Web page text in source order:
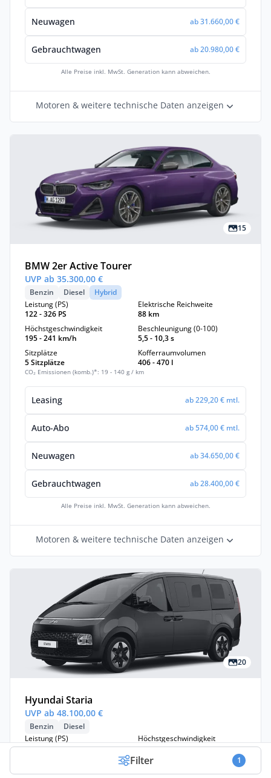
Filter 1
Neuwagen ab 31.660,00 €
Gebrauchtwagen ab 20.980,00 €
Alle Preise inkl. MwSt. Generation kann abweichen.
Motoren & weitere technische Daten anzeigen
15
BMW 2er Active Tourer
UVP ab 35.300,00 €
Benzin Diesel
Hybrid
Leistung (PS)
122 - 326 PS
Elektrische Reichweite
88 km
Höchstgeschwindigkeit
195 - 241 km/h
Beschleunigung (0-100)
5,5 - 10,3 s
Sitzplätze
5 Sitzplätze
Kofferraumvolumen
406 - 470 l
CO₂ Emissionen (komb.)*: 19 - 140 g / km
Leasing ab 229,20 € mtl.
Auto-Abo ab 574,00 € mtl.
Neuwagen ab 34.650,00 €
Gebrauchtwagen ab 28.400,00 €
Alle Preise inkl. MwSt. Generation kann abweichen.
Motoren & weitere technische Daten anzeigen
20
Hyundai Staria
UVP ab 48.100,00 €
Benzin
Diesel
Leistung (PS)
177 - 225 PS
Höchstgeschwindigkeit
167 - 185 km/h
10,2 - 12,4 s
Sitzplätze
7 - 9 Sitzplätze